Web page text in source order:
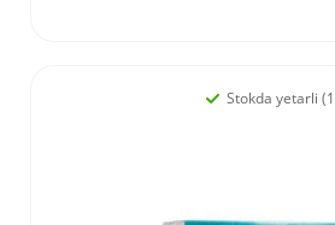
Stokda yetarli